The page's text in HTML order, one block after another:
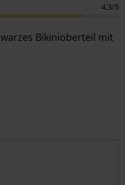
4.3/5
Bikinioberteil mit